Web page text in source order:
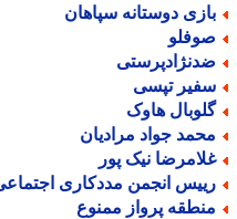
دوستانه سپاهان
تپسی
هاوک
جواد مرادیان
نیک پور
انجمن مددکاری اجتماعی
پرواز ممنوع